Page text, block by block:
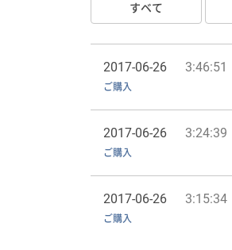
すベて
2017-06-26 3:46:51
ご購入
2017-06-26 3:24:39
ご購入
2017-06-26 3:15:34
ご購入